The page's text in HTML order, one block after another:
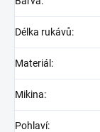
Délka rukávů:
Materiál :
Mikina:
Pohlaví: